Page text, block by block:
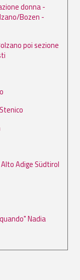
donna -
Bozen -
poi sezione
Adige Südtirol
Nadia